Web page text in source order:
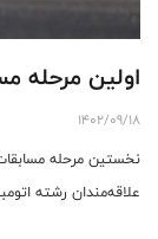
اولین مرحله
1402/09/18
علاقه‌مندان رشته